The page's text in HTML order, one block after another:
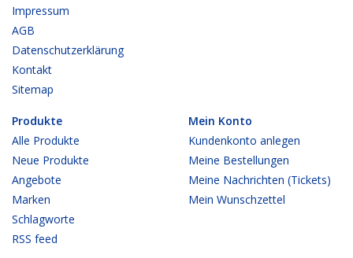
Impressum
AGB
Datenschutzerklärung
Kontakt
Sitemap
Produkte
Alle Produkte
Neue Produkte
Angebote
Marken
Schlagworte
RSS feed
Mein Konto
Kundenkonto anlegen
Meine Bestellungen
Meine Nachrichten (Tickets)
Mein Wunschzettel